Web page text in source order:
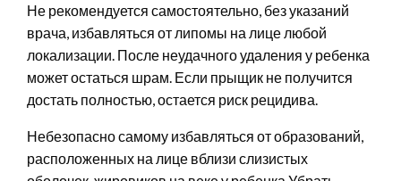
Не рекомендуется самостоятельно, без указаний
врача, избавляться от липомы на лице любой
локализации. После неудачного удаления у ребенка
может остаться шрам. Если прыщик не получится
достать полностью, остается риск рецидива.
Небезопасно самому избавляться от образований,
расположенных на лице вблизи слизистых